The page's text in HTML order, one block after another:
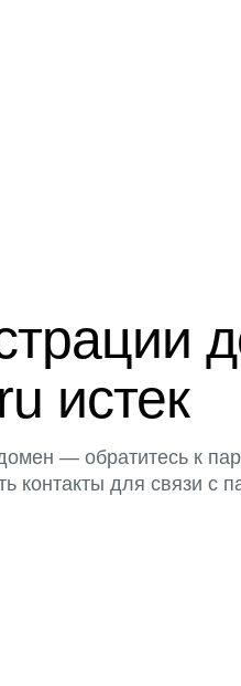
истек
— обратитесь к
контакты для связи с